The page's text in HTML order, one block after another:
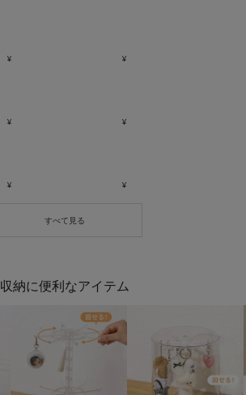
収納に便利なアイテム